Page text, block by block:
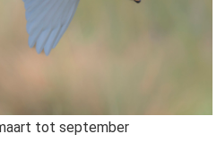
tot september